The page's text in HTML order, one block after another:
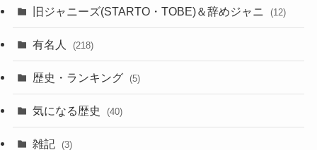
旧ジャニーズ(STARTO・TOBE)＆辞めジャニ (12)
有名人 (218)
歴史・ランキング (5)
気になる歴史 (40)
雑記 (3)